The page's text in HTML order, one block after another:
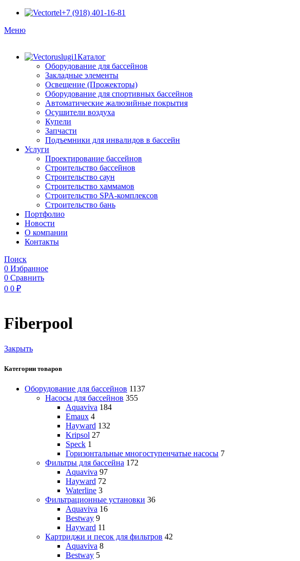
+7 (918) 401-16-81
Меню
Каталог
Оборудование для бассейнов
Закладные элементы
Освещение (Прожекторы)
Оборудование для спортивных бассейнов
Автоматические жалюзийные покрытия
Осушители воздуха
Купели
Запчасти
Подъемники для инвалидов в бассейн
Услуги
Проектирование бассейнов
Строительство бассейнов
Строительство саун
Строительство хаммамов
Строительство SPA-комплексов
Строительство бань
Портфолио
Новости
O компании
Контакты
Поиск
0 Избранное
0 Сравнить
0 0 ₽
Fiberpool
Закрыть
Категории товаров
Оборудование для бассейнов 1137
Насосы для бассейнов 355
Aquaviva 184
Emaux 4
Hayward 132
Kripsol 27
Speck 1
Горизонтальные многоступенчатые насосы 7
Фильтры для бассейна 172
Aquaviva 97
Hayward 72
Waterline 3
Фильтрационные установки 36
Aquaviva 16
Bestway 9
Hayward 11
Картриджи и песок для фильтров 42
Aquaviva 8
Bestway 5